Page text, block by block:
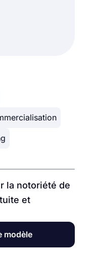
la notoriété de
et
modèle